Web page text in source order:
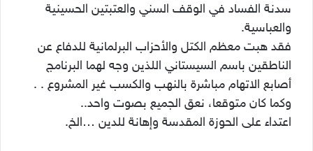
سدنة الفساد في الوقف السني والعتبتين الحسينية
والعباسية.
فقد هبت معظم الكتل والأحزاب البرلمانية للدفاع عن
الناطقين باسم السيستاني اللذين وجه لهما البرنامج
أصابع الاتهام مباشرة بالنهب والكسب غير المشروع . .
وكما كان متوقعا، نعق الجميع بصوت واحد..
اعتداء على الحوزة المقدسة وإهانة للدين …الخ.